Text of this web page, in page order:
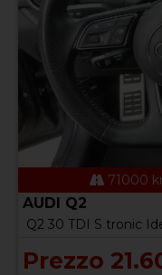
71000
AUDI Q2
Q2 30 TDI S tronic
Prezzo